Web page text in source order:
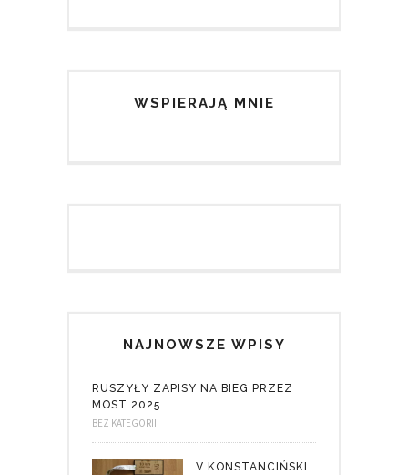
WSPIERAJĄ MNIE
NAJNOWSZE WPISY
RUSZYŁY ZAPISY NA BIEG PRZEZ
MOST 2025
BEZ KATEGORII
V KONSTANCIŃSKI